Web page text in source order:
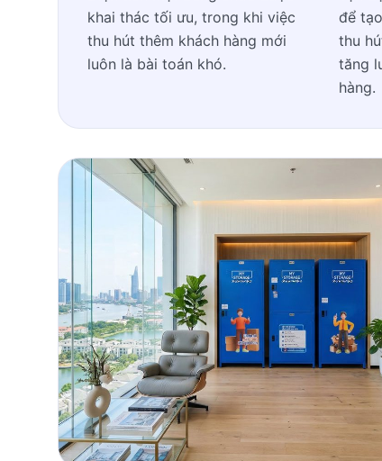
khai thác tối ưu, trong khi việc
thu hút thêm khách hàng mới
luôn là bài toán khó.
để
thu
tăng
hàng.